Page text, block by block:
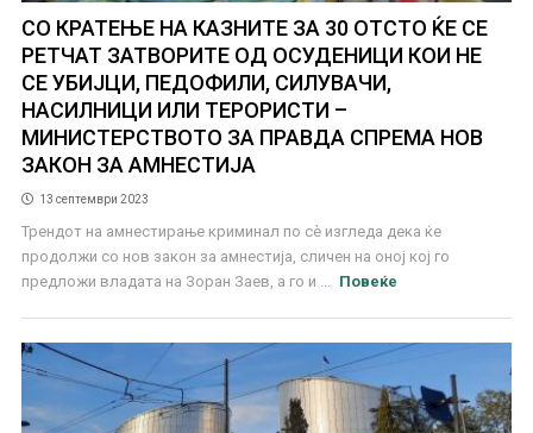
СО КРАТЕЊЕ НА КАЗНИТЕ ЗА 30 ОТСТО ЌЕ СЕ
РЕТЧАТ ЗАТВОРИТЕ ОД ОСУДЕНИЦИ КОИ НЕ
СЕ УБИЈЦИ, ПЕДОФИЛИ, СИЛУВАЧИ,
НАСИЛНИЦИ ИЛИ ТЕРОРИСТИ –
МИНИСТЕРСТВОТО ЗА ПРАВДА СПРЕМА НОВ
ЗАКОН ЗА АМНЕСТИЈА
13 септември 2023
Трендот на амнестирање криминал по сè изгледа дека ќе
продолжи со нов закон за амнестија, сличен на оној кој го
предложи владата на Зоран Заев, а го и ...
Повеќе